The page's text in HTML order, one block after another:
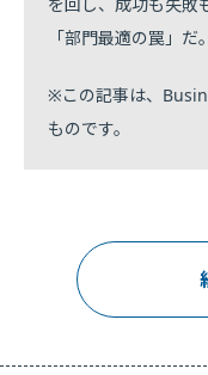
「部門最適の罠」だ。
※この記事は、
ものです。